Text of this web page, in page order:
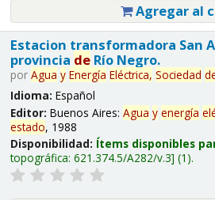
Agregar al
Estacion transformadora San
provincia deRío Negro.
por Agua y Energía Eléctrica, Sociedad
Idioma: Español
Editor: Buenos Aires: Agua y energía
estado, 1988
Disponibilidad: Ítems disponibles
topográfica: 621.374.5/A282/v.3 (1).